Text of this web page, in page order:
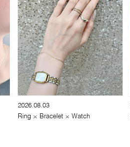
2026.08.03
Ring × Bracelet × Watch